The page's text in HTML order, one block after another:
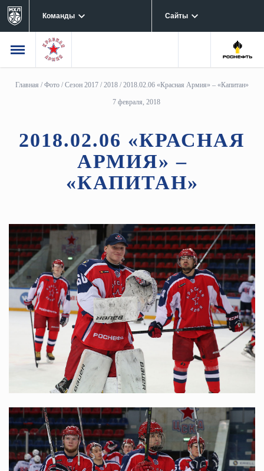
Команды Сайты
Главная / Фото / Сезон 2017 / 2018 / 2018.02.06 «Красная Армия» – «Капитан»
7 февраля, 2018
2018.02.06 «КРАСНАЯ
АРМИЯ» –
«КАПИТАН»